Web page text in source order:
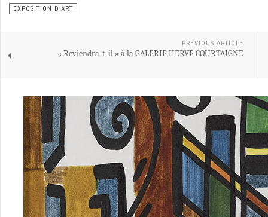
EXPOSITION D'ART
PREVIOUS ARTICLE
« Reviendra-t-il » à la GALERIE HERVE COURTAIGNE